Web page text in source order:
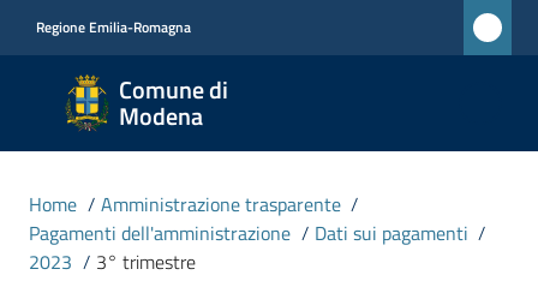
Regione Emilia-Romagna
Comune di
Modena
Comune
di
Modena
CIVICA
MONET
Home / Amministrazione trasparente /
Pagamenti dell'amministrazione / Dati sui pagamenti /
2023 / 3° trimestre